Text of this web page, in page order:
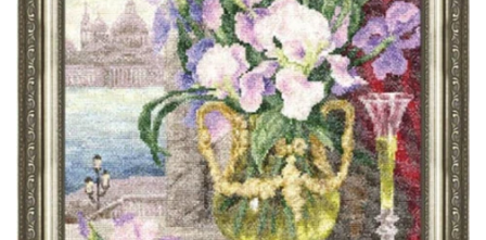
1/2
Изображения и цвет представленного товара могут незначительно